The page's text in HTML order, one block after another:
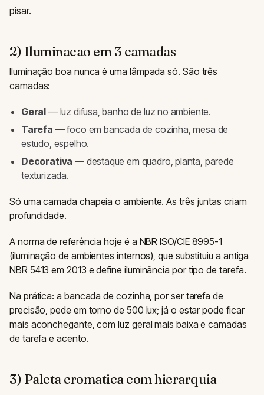
pisar.
2) Iluminacao em 3 camadas
Iluminação boa nunca é uma lâmpada só. São três
camadas:
Geral — luz difusa, banho de luz no ambiente.
Tarefa — foco em bancada de cozinha, mesa de
estudo, espelho.
Decorativa — destaque em quadro, planta, parede
texturizada.
Só uma camada chapeia o ambiente. As três juntas criam
profundidade.
A norma de referência hoje é a NBR ISO/CIE 8995-1
(iluminação de ambientes internos), que substituiu a antiga
NBR 5413 em 2013 e define iluminância por tipo de tarefa.
Na prática: a bancada de cozinha, por ser tarefa de
precisão, pede em torno de 500 lux; já o estar pode ficar
mais aconchegante, com luz geral mais baixa e camadas
de tarefa e acento.
3) Paleta cromatica com hierarquia